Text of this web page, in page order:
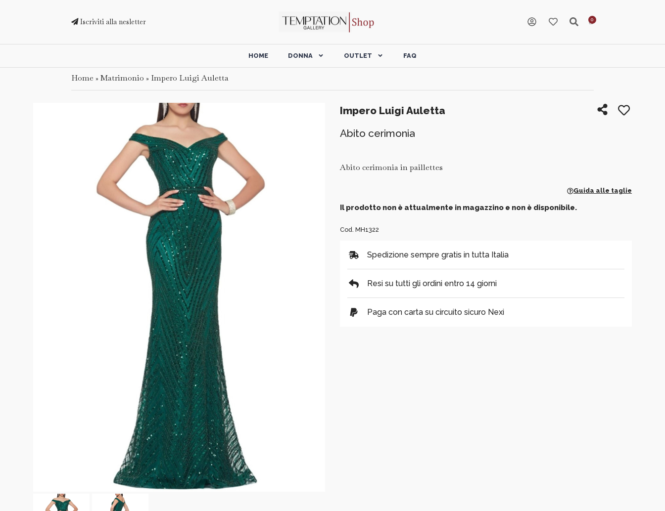
Iscriviti alla nesletter
HOME DONNA OUTLET FAQ
Home »Matrimonio » Impero Luigi Auletta
Impero Luigi Auletta
Abito cerimonia
Abito cerimonia in paillettes
Guida alle taglie
Il prodotto non è attualmente in magazzino e non è disponibile.
Cod. MH1322
Spedizione sempre gratis in tutta Italia
Resi su tutti gli ordini entro 14 giorni
Paga con carta su circuito sicuro Nexi